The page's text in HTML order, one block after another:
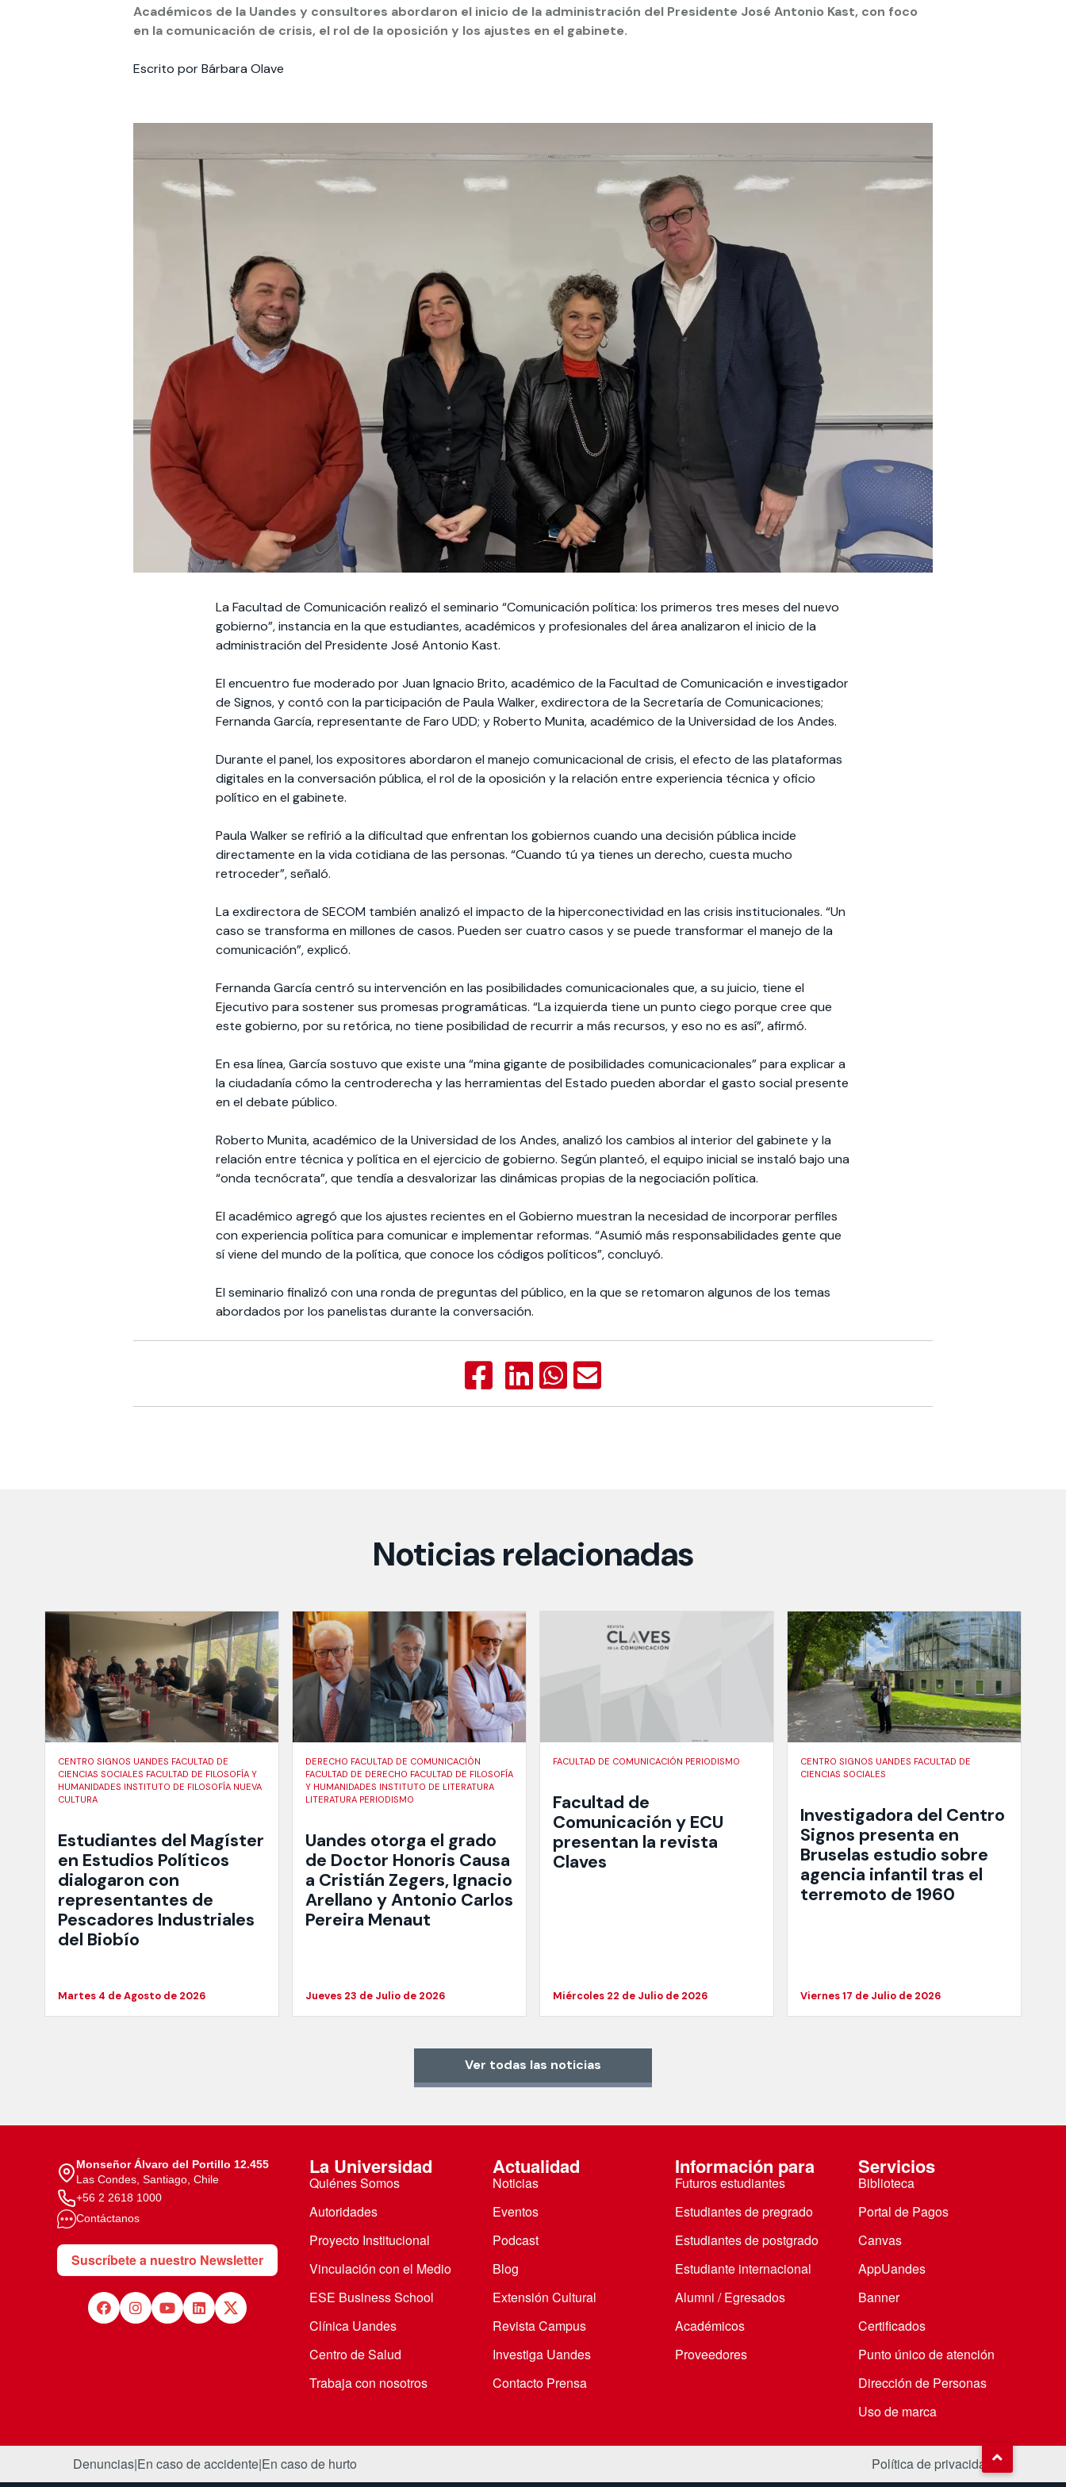
Te puede interesar:International studentsFacultades
Te puede interesar:Explora el campus UandesNoticias estudiantiles
Académicos de la Uandes y consultores abordaron el inicio de la administración del Presidente José Antonio Kast, con foco
en la comunicación de crisis, el rol de la oposición y los ajustes en el gabinete.
Escrito por Bárbara Olave
La Facultad de Comunicación realizó el seminario “Comunicación política: los primeros tres meses del nuevo
gobierno”, instancia en la que estudiantes, académicos y profesionales del área analizaron el inicio de la
administración del Presidente José Antonio Kast.
El encuentro fue moderado por Juan Ignacio Brito, académico de la Facultad de Comunicación e investigador
de Signos, y contó con la participación de Paula Walker, exdirectora de la Secretaría de Comunicaciones;
Fernanda García, representante de Faro UDD; y Roberto Munita, académico de la Universidad de los Andes.
Durante el panel, los expositores abordaron el manejo comunicacional de crisis, el efecto de las plataformas
digitales en la conversación pública, el rol de la oposición y la relación entre experiencia técnica y oficio
político en el gabinete.
Paula Walker se refirió a la dificultad que enfrentan los gobiernos cuando una decisión pública incide
directamente en la vida cotidiana de las personas. “Cuando tú ya tienes un derecho, cuesta mucho
retroceder”, señaló.
La exdirectora de SECOM también analizó el impacto de la hiperconectividad en las crisis institucionales. “Un
caso se transforma en millones de casos. Pueden ser cuatro casos y se puede transformar el manejo de la
comunicación”, explicó.
Fernanda García centró su intervención en las posibilidades comunicacionales que, a su juicio, tiene el
Ejecutivo para sostener sus promesas programáticas. “La izquierda tiene un punto ciego porque cree que
este gobierno, por su retórica, no tiene posibilidad de recurrir a más recursos, y eso no es así”, afirmó.
En esa línea, García sostuvo que existe una “mina gigante de posibilidades comunicacionales” para explicar a
la ciudadanía cómo la centroderecha y las herramientas del Estado pueden abordar el gasto social presente
en el debate público.
Roberto Munita, académico de la Universidad de los Andes, analizó los cambios al interior del gabinete y la
relación entre técnica y política en el ejercicio de gobierno. Según planteó, el equipo inicial se instaló bajo una
“onda tecnócrata”, que tendía a desvalorizar las dinámicas propias de la negociación política.
El académico agregó que los ajustes recientes en el Gobierno muestran la necesidad de incorporar perfiles
con experiencia política para comunicar e implementar reformas. “Asumió más responsabilidades gente que
sí viene del mundo de la política, que conoce los códigos políticos”, concluyó.
El seminario finalizó con una ronda de preguntas del público, en la que se retomaron algunos de los temas
abordados por los panelistas durante la conversación.
Noticias relacionadas
CENTRO SIGNOS UANDES FACULTAD DE
CIENCIAS SOCIALES FACULTAD DE FILOSOFÍA Y
HUMANIDADES INSTITUTO DE FILOSOFÍA NUEVA
CULTURA
Estudiantes del Magíster
en Estudios Políticos
dialogaron con
representantes de
Pescadores Industriales
del Biobío
Martes 4 de Agosto de 2026
DERECHO FACULTAD DE COMUNICACIÓN
FACULTAD DE DERECHO FACULTAD DE FILOSOFÍA
Y HUMANIDADES INSTITUTO DE LITERATURA
LITERATURA PERIODISMO
Uandes otorga el grado
de Doctor Honoris Causa
a Cristián Zegers, Ignacio
Arellano y Antonio Carlos
Pereira Menaut
Jueves 23 de Julio de 2026
FACULTAD DE COMUNICACIÓN PERIODISMO
Facultad de
Comunicación y ECU
presentan la revista
Claves
Miércoles 22 de Julio de 2026
CENTRO SIGNOS UANDES FACULTAD DE
CIENCIAS SOCIALES
Investigadora del Centro
Signos presenta en
Bruselas estudio sobre
agencia infantil tras el
terremoto de 1960
Viernes 17 de Julio de 2026
Ver todas las noticias
Monseñor Álvaro del Portillo 12.455
Las Condes, Santiago, Chile
+56 2 2618 1000
Contáctanos
Suscríbete a nuestro Newsletter
La Universidad
Quiénes Somos
Autoridades
Proyecto Institucional
Vinculación con el Medio
ESE Business School
Clínica Uandes
Centro de Salud
Trabaja con nosotros
Actualidad
Noticias
Eventos
Podcast
Blog
Extensión Cultural
Revista Campus
Investiga Uandes
Contacto Prensa
Información para
Futuros estudiantes
Estudiantes de pregrado
Estudiantes de postgrado
Estudiante internacional
Alumni / Egresados
Académicos
Proveedores
Servicios
Biblioteca
Portal de Pagos
Canvas
AppUandes
Banner
Certificados
Punto único de atención
Dirección de Personas
Uso de marca
Denuncias|En caso de accidente|En caso de hurto Política de privacidad